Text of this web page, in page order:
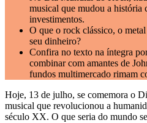
musical que mudou a história
investimentos.
O que o rock clássico, o
seu dinheiro?
Confira no texto na íntegra
combinar com amantes de
fundos multimercado rimam
Hoje, 13 de julho, se comemora o
musical que revolucionou a
século XX. O que seria do mundo